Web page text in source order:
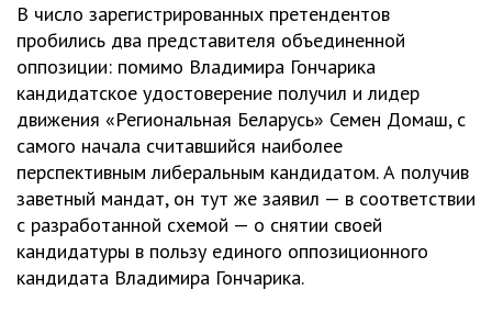
В число зарегистрированных претендентов
пробились два представителя объединенной
оппозиции: помимо Владимира Гончарика
кандидатское удостоверение получил и лидер
движения «Региональная Беларусь» Семен Домаш, с
самого начала считавшийся наиболее
перспективным либеральным кандидатом. А получив
заветный мандат, он тут же заявил — в соответствии
с разработанной схемой — о снятии своей
кандидатуры в пользу единого оппозиционного
кандидата Владимира Гончарика.